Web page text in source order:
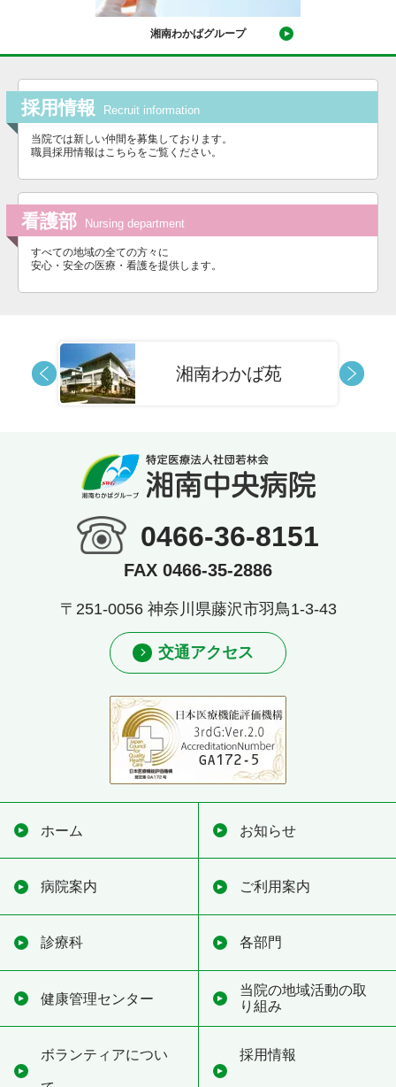
湘南わかばグループ
採用情報 Recruit information
当院では新しい仲間を募集しております。
職員採用情報はこちらをご覧ください。
看護部 Nursing department
すべての地域の全ての方々に
安心・安全の医療・看護を提供します。
湘南わかば苑
0466-36-8151
FAX 0466-35-2886
〒251-0056 神奈川県藤沢市羽鳥1-3-43
交通アクセス
ホーム お知らせ
病院案内 ご利用案内
診療科 各部門
健康管理センター
当院の地域活動の取
り組み
ボランティアについ 採用情報